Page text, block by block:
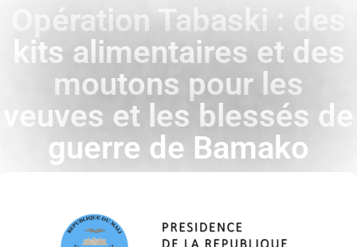
Opération Tabaski : des
kits alimentaires et des
moutons pour les
veuves et les blessés de
guerre de Bamako